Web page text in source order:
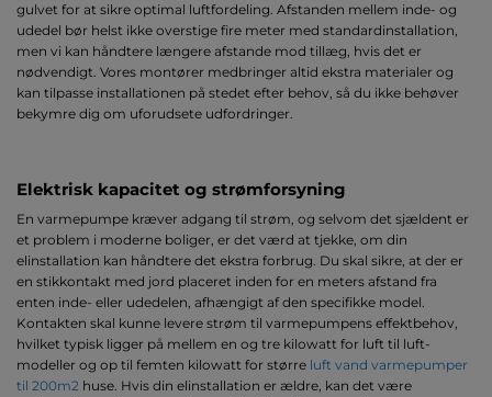
gulvet for at sikre optimal luftfordeling. Afstanden mellem inde- og
udedel bør helst ikke overstige fire meter med standardinstallation,
men vi kan håndtere længere afstande mod tillæg, hvis det er
nødvendigt. Vores montører medbringer altid ekstra materialer og
kan tilpasse installationen på stedet efter behov, så du ikke behøver
bekymre dig om uforudsete udfordringer.
Elektrisk kapacitet og strømforsyning
En varmepumpe kræver adgang til strøm, og selvom det sjældent er
et problem i moderne boliger, er det værd at tjekke, om din
elinstallation kan håndtere det ekstra forbrug. Du skal sikre, at der er
en stikkontakt med jord placeret inden for en meters afstand fra
enten inde- eller udedelen, afhængigt af den specifikke model.
Kontakten skal kunne levere strøm til varmepumpens effektbehov,
hvilket typisk ligger på mellem en og tre kilowatt for luft til luft-
modeller og op til femten kilowatt for større luft vand varmepumper
til 200m2 huse. Hvis din elinstallation er ældre, kan det være